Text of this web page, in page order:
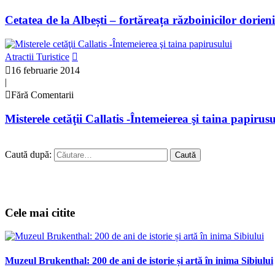
Cetatea de la Albești – fortăreața războinicilor dorieni
Atractii Turistice
16 februarie 2014
|
Fără Comentarii
Misterele cetăţii Callatis -Întemeierea şi taina
Caută după:
Cele mai citite
Muzeul Brukenthal: 200 de ani de istorie și artă în inima Sibiului